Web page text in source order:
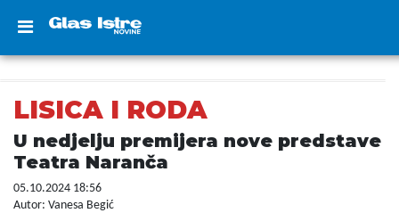
LISICA I RODA
U nedjelju premijera nove predstave
Teatra Naranča
05.10.2024 18:56
Autor: Vanesa Begić